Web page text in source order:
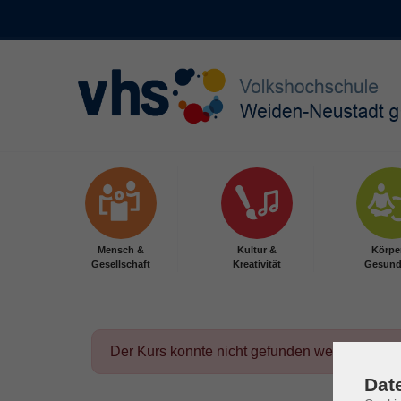
Mensch &
Gesellschaft
Kultur &
Kreativität
Der Kurs konnte nicht gefunden werden.